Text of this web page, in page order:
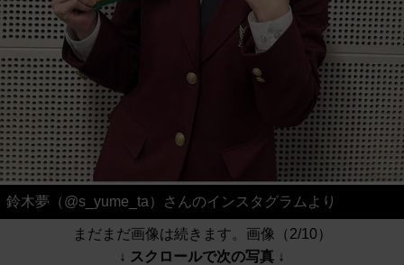
鈴木夢（@s_yume_ta）さんのインスタグラムより
まだまだ画像は続きます。画像（2/10）
↓ スクロールで次の写真 ↓